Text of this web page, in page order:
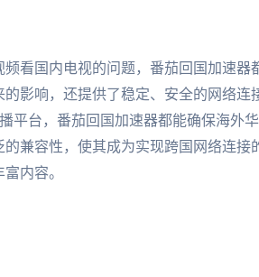
看国内电视的问题，番茄回国加速器
影响，还提供了稳定、安全的网络连
平台，番茄回国加速器都能确保海外
兼容性，使其成为实现跨国网络连接
内容。